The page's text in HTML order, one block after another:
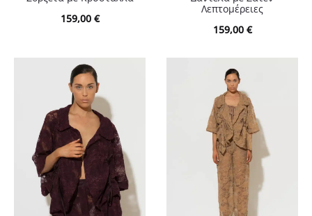
159,00 €
Λεπτομέρειες
159,00 €